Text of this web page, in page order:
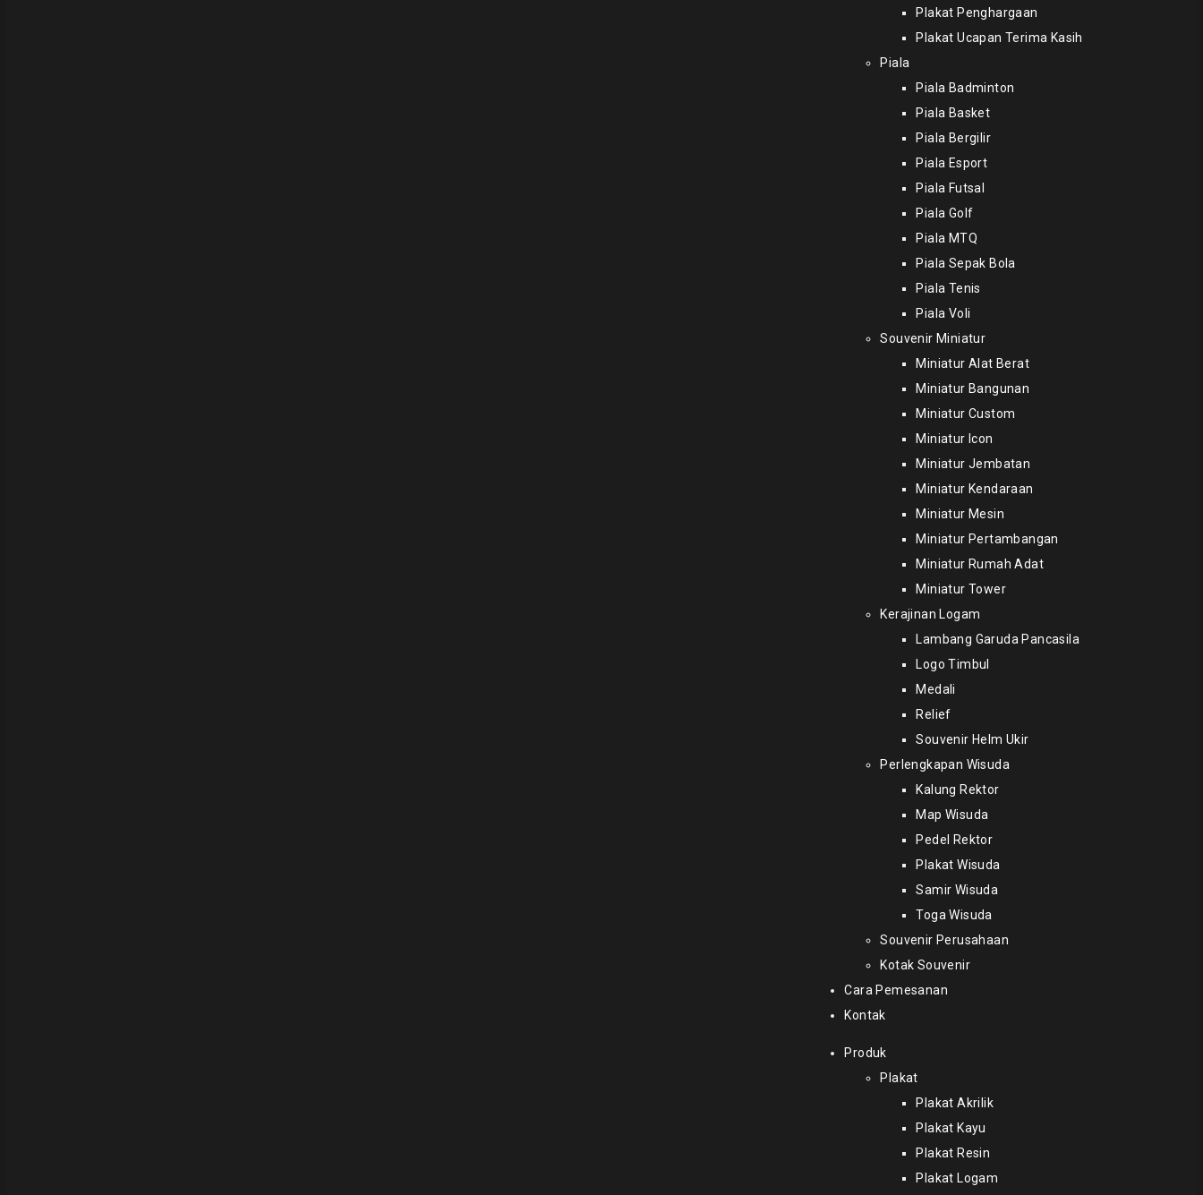
Plakat Penghargaan
Plakat Ucapan Terima Kasih
Piala
Piala Badminton
Piala Basket
Piala Bergilir
Piala Esport
Piala Futsal
Piala Golf
Piala MTQ
Piala Sepak Bola
Piala Tenis
Piala Voli
Souvenir Miniatur
Miniatur Alat Berat
Miniatur Bangunan
Miniatur Custom
Miniatur Icon
Miniatur Jembatan
Miniatur Kendaraan
Miniatur Mesin
Miniatur Pertambangan
Miniatur Rumah Adat
Miniatur Tower
Kerajinan Logam
Lambang Garuda Pancasila
Logo Timbul
Medali
Relief
Souvenir Helm Ukir
Perlengkapan Wisuda
Kalung Rektor
Map Wisuda
Pedel Rektor
Plakat Wisuda
Samir Wisuda
Toga Wisuda
Souvenir Perusahaan
Kotak Souvenir
Cara Pemesanan
Kontak
Produk
Plakat
Plakat Akrilik
Plakat Kayu
Plakat Resin
Plakat Logam